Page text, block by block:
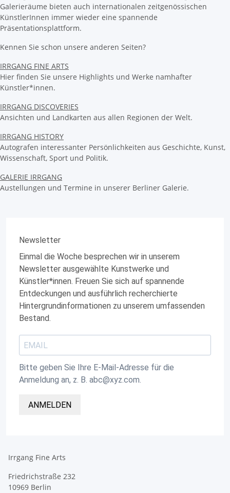
Galerieräume bieten auch internationalen zeitgenössischen
KünstlerInnen immer wieder eine spannende
Präsentationsplattform.
Kennen Sie schon unsere anderen Seiten?
IRRGANG FINE ARTS
Hier finden Sie unsere Highlights und Werke namhafter
Künstler*innen.
IRRGANG DISCOVERIES
Ansichten und Landkarten aus allen Regionen der Welt.
IRRGANG HISTORY
Autografen interessanter Persönlichkeiten aus Geschichte, Kunst,
Wissenschaft, Sport und Politik.
GALERIE IRRGANG
Austellungen und Termine in unserer Berliner Galerie.
Newsletter
Einmal die Woche besprechen wir in unserem
Newsletter ausgewählte Kunstwerke und
Künstler*innen. Freuen Sie sich auf spannende
Entdeckungen und ausführlich recherchierte
Hintergrundinformationen zu unserem umfassenden
Bestand.
Bitte geben Sie Ihre E-Mail-Adresse für die
Anmeldung an, z. B. abc@xyz.com.
ANMELDEN
Irrgang Fine Arts
Friedrichstraße 232
10969 Berlin